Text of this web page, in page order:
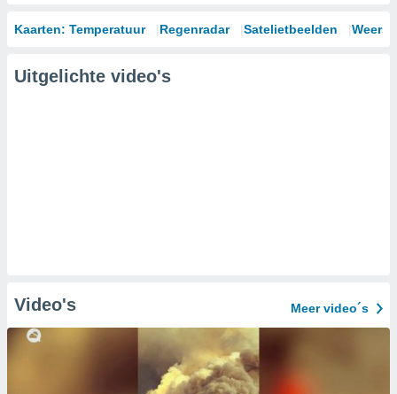
Kaarten: Temperatuur Regenradar Satelietbeelden
Uitgelichte video's
Video's Meer video´s